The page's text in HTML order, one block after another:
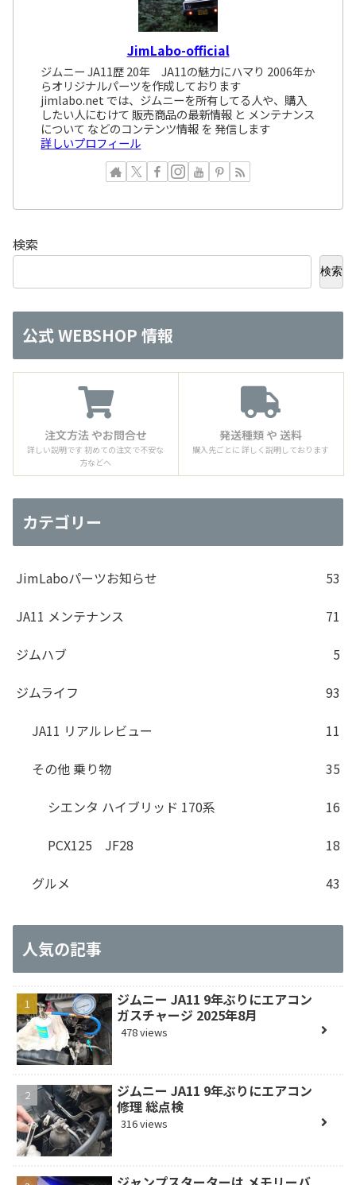
JimLabo-official
ジムニー JA11歴 20年 JA11の魅力にハマり 2006年か
らオリジナルパーツを作成しております
jimlabo.net では、ジムニーを所有してる人や、購入
したい人にむけて 販売商品の最新情報 と メンテナンス
について などのコンテンツ情報 を 発信します
詳しいプロフィール
検索
検索
公式 WEBSHOP 情報
注文方法 やお問合せ
詳しい説明です 初めての注文で不安な
方などへ
発送種類 や 送料
購入先ごとに 詳しく説明しております
カテゴリー
JimLaboパーツお知らせ
53
JA11 メンテナンス
71
ジムハブ
5
ジムライフ
93
JA11 リアルレビュー
11
その他 乗り物
35
シエンタ ハイブリッド 170系
16
PCX125 JF28
18
グルメ
43
人気の記事
ジムニー JA11 9年ぶりにエアコン
ガスチャージ 2025年8月
478 views
ジムニー JA11 9年ぶりにエアコン
修理 総点検
316 views